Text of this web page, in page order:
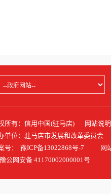
所有：信用中国(驻马店)
网站说明
单位：驻马店市发展和改革委员会
号：
豫ICP备13022868号-7
网站
豫公网安备 41170002000001号